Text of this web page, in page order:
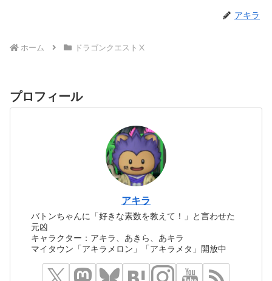
アキラ
ホーム ドラゴンクエストⅩ
プロフィール
アキラ
バトンちゃんに「好きな素数を教えて！」と言わせた
元凶
キャラクター：アキラ、あきら、あキラ
マイタウン「アキラメロン」「アキラメタ」開放中